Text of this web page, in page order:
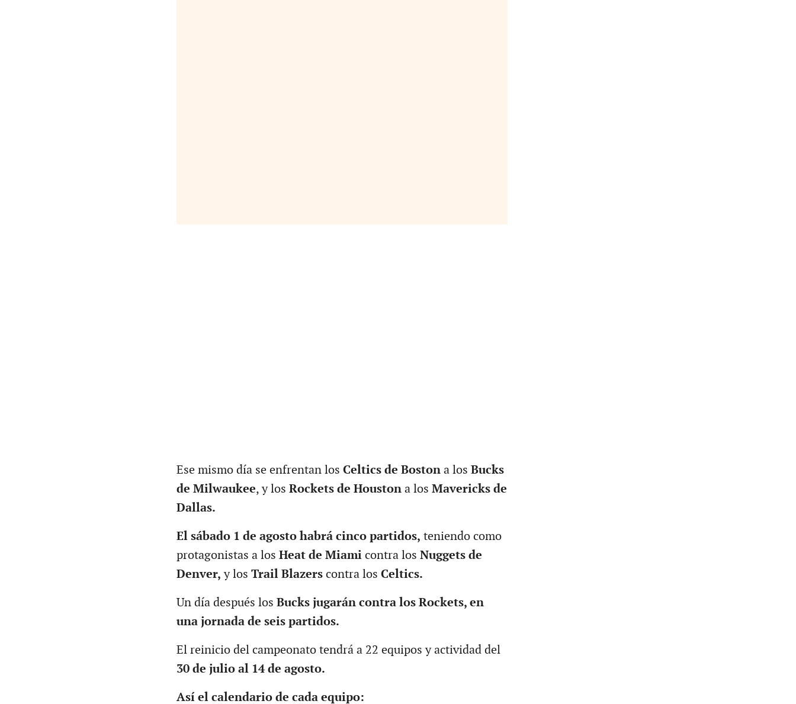
Ese mismo día se enfrentan los Celtics de Boston a los Bucks
de Milwaukee, y los Rockets de Houstona los Mavericks de
Dallas.
El sábado 1 de agosto habrá cinco partidos, teniendo como
protagonistas a los Heat de Miami contra los Nuggets de
Denver, y los Trail Blazerscontra los Celtics.
Un día después los Bucks jugarán contra los Rockets, en
una jornada de seis partidos.
El reinicio del campeonato tendrá a 22 equipos y actividad del
30 de julio al 14 de agosto.
Así el calendario de cada equipo: